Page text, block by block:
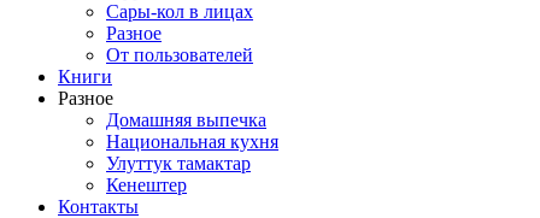
Сары-кол в лицах
Разное
От пользователей
Книги
Разное
Домашняя выпечка
Национальная кухня
Улуттук тамактар
Кенештер
Контакты